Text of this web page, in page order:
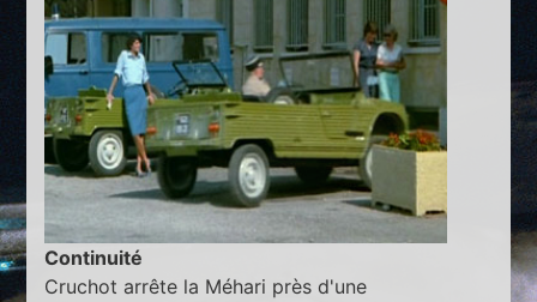
Continuité
Cruchot arrête la Méhari près d'une